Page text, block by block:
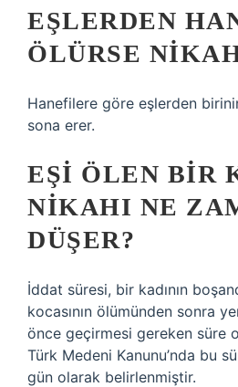
EŞLERDEN
ÖLÜRSE
Hanefilere göre eşlerden
sona erer.
EŞI ÖLEN BIR
NIKAHI NE
DÜŞER?
İddat süresi, bir kadının
kocasının ölümünden sonra
önce geçirmesi gereken süre
Türk Medeni Kanunu’nda bu
gün olarak belirlenmiştir.